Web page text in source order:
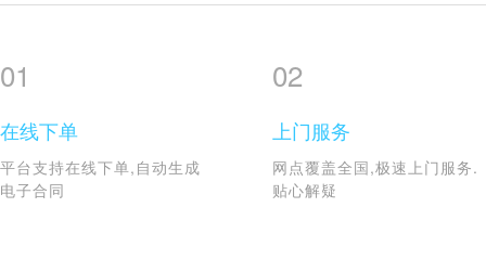
01
在线下单
平台支持在线下单,自动生成
电子合同
02
上门服务
网点覆盖全国,极速上门服务.
贴心解疑